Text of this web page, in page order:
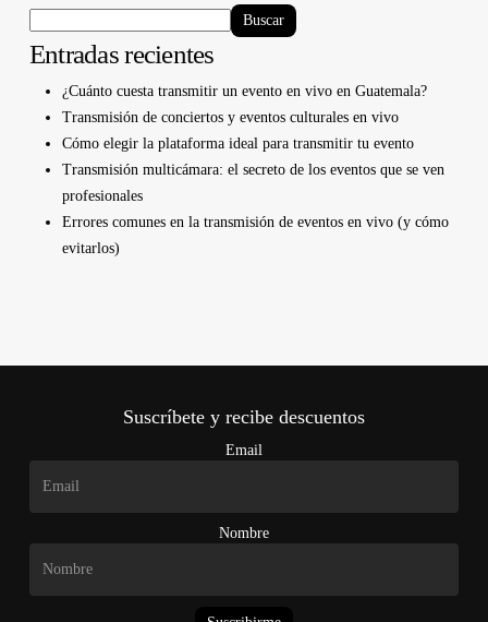
Buscar
Entradas recientes
¿Cuánto cuesta transmitir un evento en vivo en Guatemala?
Transmisión de conciertos y eventos culturales en vivo
Cómo elegir la plataforma ideal para transmitir tu evento
Transmisión multicámara: el secreto de los eventos que se ven
profesionales
Errores comunes en la transmisión de eventos en vivo (y cómo
evitarlos)
Suscríbete y recibe descuentos
Email
Nombre